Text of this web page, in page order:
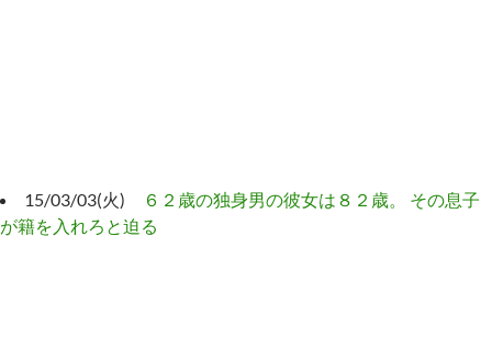
15/03/03(火)
６２歳の独身男の彼女は８２歳。 その息子
が籍を入れろと迫る